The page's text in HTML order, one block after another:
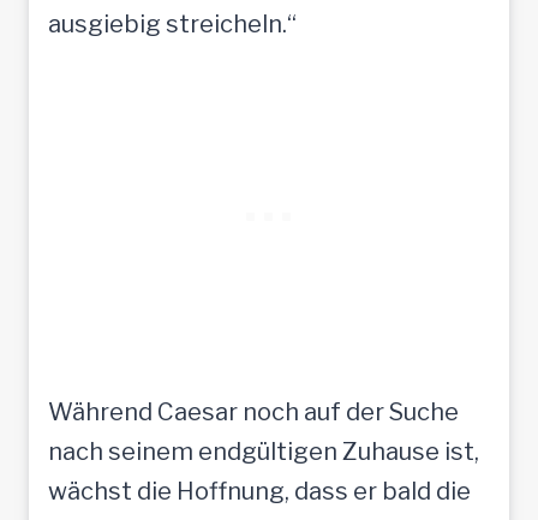
ausgiebig streicheln.“
Während Caesar noch auf der Suche
nach seinem endgültigen Zuhause ist,
wächst die Hoffnung, dass er bald die